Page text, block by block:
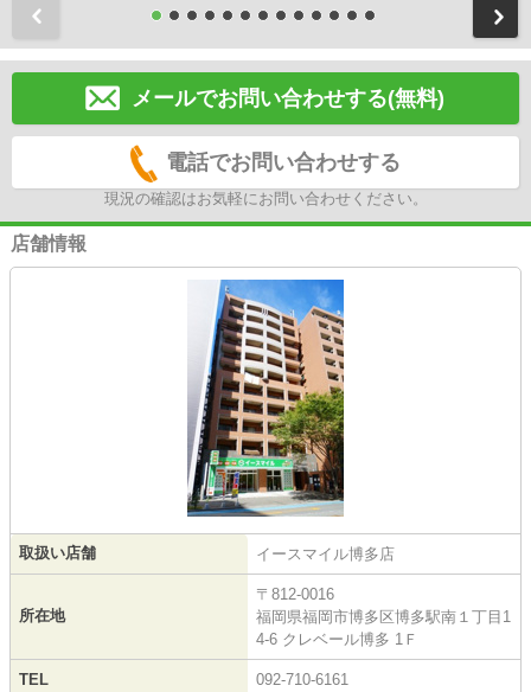
メールでお問い合わせする(無料)
電話でお問い合わせする
現況の確認はお気軽にお問い合わせください。
店舗情報
取扱い店舗 イースマイル博多店
所在地
〒812-0016
福岡県福岡市博多区博多駅南１丁目1
4-6 クレベール博多 1Ｆ
TEL 092-710-6161